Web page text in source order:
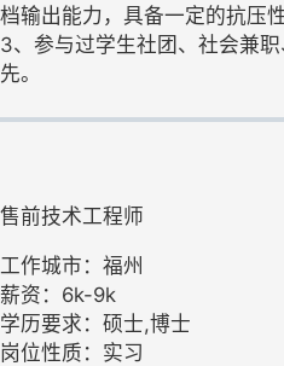
档输出能力，具备一定的抗压性
3、参与过学生社团、社会兼
先。
售前技术工程师
工作城市：福州
薪资：6k-9k
学历要求：硕士,博士
岗位性质：实习